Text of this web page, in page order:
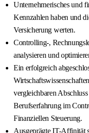
Unternehmerisches und
Kennzahlen haben und
Versicherung werten.
Controlling-,
analysieren und
Ein erfolgreich
vergleichbaren
Berufserfahrung im
Finanziellen Steuerung.
Ausgeprägte IT-Affinität